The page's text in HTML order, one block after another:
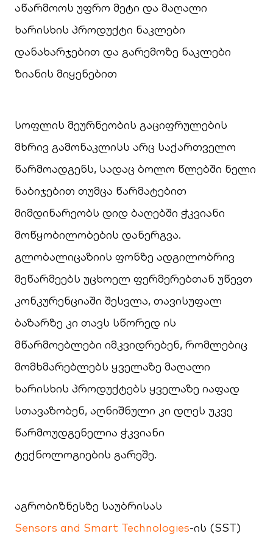
აწარმოოს უფრო მეტი და მაღალი
ხარისხის პროდუქტი ნაკლები
დანახარჯებით და გარემოზე ნაკლები
ზიანის მიყენებით
სოფლის მეურნეობის გაციფრულების
მხრივ გამონაკლისს არც საქართველო
წარმოადგენს, სადაც ბოლო წლებში ნელი
ნაბიჯებით თუმცა წარმატებით
მიმდინარეობს დიდ ბაღებში ჭკვიანი
მოწყობილობების დანერგვა.
გლობალიცაზიის ფონზე ადგილობრივ
მეწარმეებს უცხოელ ფერმერებთან უწევთ
კონკურენციაში შესვლა, თავისუფალ
ბაზარზე კი თავს სწორედ ის
მწარმოებლები იმკვიდრებენ, რომლებიც
მომხმარებლებს ყველაზე მაღალი
ხარისხის პროდუქტებს ყველაზე იაფად
სთავაზობენ, აღნიშნული კი დღეს უკვე
წარმოუდგენელია ჭკვიანი
ტექნოლოგიების გარეშე.
აგრობიზნესზე საუბრისას
Sensors and Smart Technologies-ის (SST)